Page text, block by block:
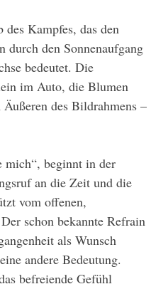
den Sonnenaufgang
bedeutet. Die
im Auto, die Blumen
des Bildrahmens –
an die Zeit und die
vom offenen,
schon bekannte Refrain
als Wunsch
andere Bedeutung.
befreiende Gefühl